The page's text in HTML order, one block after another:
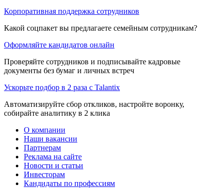
Корпоративная поддержка сотрудников
Какой соцпакет вы предлагаете семейным сотрудникам?
Оформляйте кандидатов онлайн
Проверяйте сотрудников и подписывайте кадровые
документы без бумаг и личных встреч
Ускорьте подбор в 2 раза с Talantix
Автоматизируйте сбор откликов, настройте воронку,
собирайте аналитику в 2 клика
О компании
Наши вакансии
Партнерам
Реклама на сайте
Новости и статьи
Инвесторам
Кандидаты по профессиям